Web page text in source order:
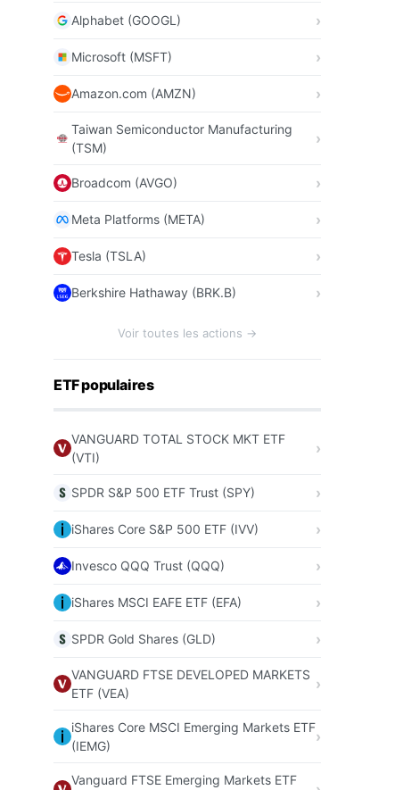
Alphabet (GOOGL)
Microsoft (MSFT)
Amazon.com (AMZN)
Taiwan Semiconductor Manufacturing
(TSM)
Broadcom (AVGO)
Meta Platforms (META)
Tesla (TSLA)
Berkshire Hathaway (BRK.B)
Voir toutes les actions →
ETF populaires
VANGUARD TOTAL STOCK MKT ETF
(VTI)
SPDR S&P 500 ETF Trust (SPY)
iShares Core S&P 500 ETF (IVV)
Invesco QQQ Trust (QQQ)
iShares MSCI EAFE ETF (EFA)
SPDR Gold Shares (GLD)
VANGUARD FTSE DEVELOPED MARKETS
ETF (VEA)
iShares Core MSCI Emerging Markets ETF
(IEMG)
Vanguard FTSE Emerging Markets ETF